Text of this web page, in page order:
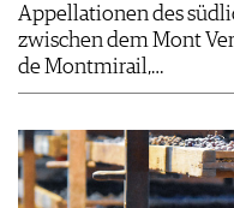
Appellationen des
zwischen dem Mont
de Montmirail,…